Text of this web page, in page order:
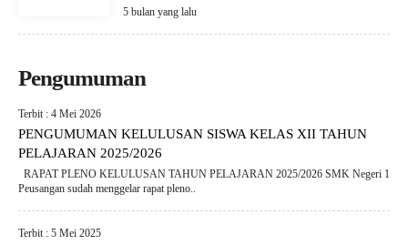
5 bulan yang lalu
Pengumuman
Terbit : 4 Mei 2026
PENGUMUMAN KELULUSAN SISWA KELAS XII TAHUN
PELAJARAN 2025/2026
RAPAT PLENO KELULUSAN TAHUN PELAJARAN 2025/2026 SMK Negeri 1
Peusangan sudah menggelar rapat pleno..
Terbit : 5 Mei 2025